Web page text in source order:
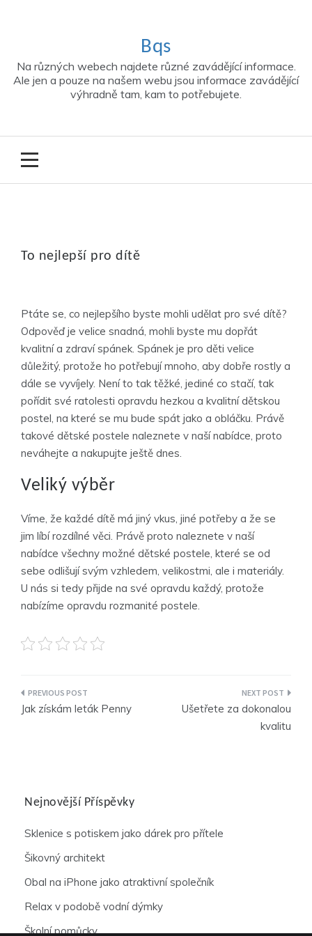
Bqs
Na různých webech najdete různé zavádějící informace.
Ale jen a pouze na našem webu jsou informace zavádějící
výhradně tam, kam to potřebujete.
To nejlepší pro dítě
Ptáte se, co nejlepšího byste mohli udělat pro své dítě?
Odpověď je velice snadná, mohli byste mu dopřát
kvalitní a zdraví spánek. Spánek je pro děti velice
důležitý, protože ho potřebují mnoho, aby dobře rostly a
dále se vyvíjely. Není to tak těžké, jediné co stačí, tak
pořídit své ratolesti opravdu hezkou a kvalitní dětskou
postel, na které se mu bude spát jako a obláčku. Právě
takové dětské postele naleznete v naší nabídce, proto
neváhejte a nakupujte ještě dnes.
Veliký výběr
Víme, že každé dítě má jiný vkus, jiné potřeby a že se
jim líbí rozdílné věci. Právě proto naleznete v naší
nabídce všechny možné dětské postele, které se od
sebe odlišují svým vzhledem, velikostmi, ale i materiály.
U nás si tedy přijde na své opravdu každý, protože
nabízíme opravdu rozmanité postele.
Navigace
Jak získám leták Penny
Ušetřete za dokonalou
kvalitu
Nejnovější Příspěvky
Sklenice s potiskem jako dárek pro přítele
Šikovný architekt
Obal na iPhone jako atraktivní společník
Relax v podobě vodní dýmky
Školní pomůcky